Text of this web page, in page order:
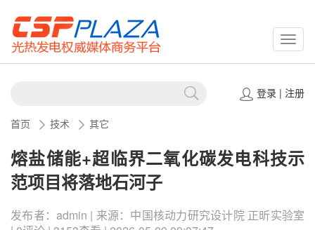
登录| 注册
首页 技术 其它
熔盐储能+超临界二氧化碳发电科技示
范项目将落地石河子
发布者：admin | 来源：中国核动力研究设计院 正昕实验室